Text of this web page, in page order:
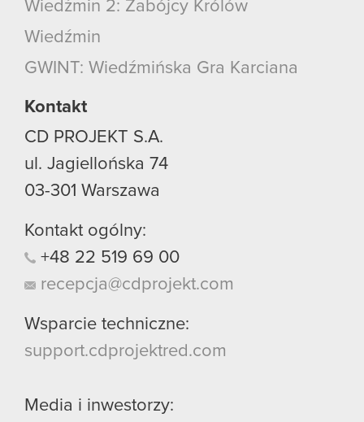
Wiedźmin 2: Zabójcy Królów
Wiedźmin
GWINT: Wiedźmińska Gra Karciana
Kontakt
CD PROJEKT S.A.
ul. Jagiellońska 74
03-301 Warszawa
Kontakt ogólny:
+48 22 519 69 00
recepcja@cdprojekt.com
Wsparcie techniczne:
support.cdprojektred.com
Media i inwestorzy: